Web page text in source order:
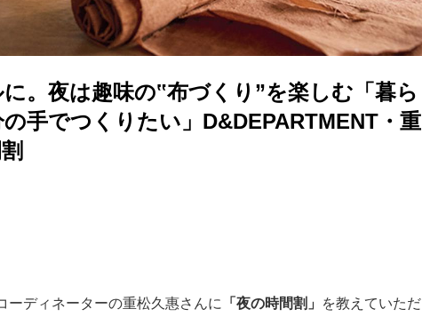
。夜は趣味の‟布づくり”を楽しむ「暮ら
手でつくりたい」D&DEPARTMENT・重
ーディネーターの重松久惠さんに 「夜の時間割」
を教えていただ